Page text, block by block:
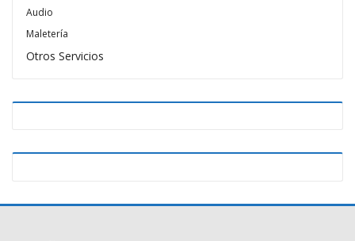
Audio
Maletería
Otros Servicios